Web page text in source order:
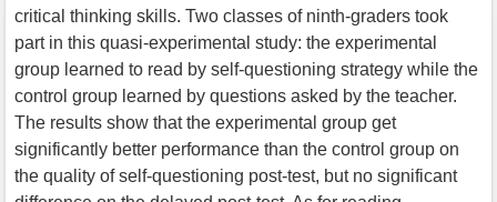
critical thinking skills. Two classes of ninth-graders took
part in this quasi-experimental study: the experimental
group learned to read by self-questioning strategy while the
control group learned by questions asked by the teacher.
The results show that the experimental group get
significantly better performance than the control group on
the quality of self-questioning post-test, but no significant